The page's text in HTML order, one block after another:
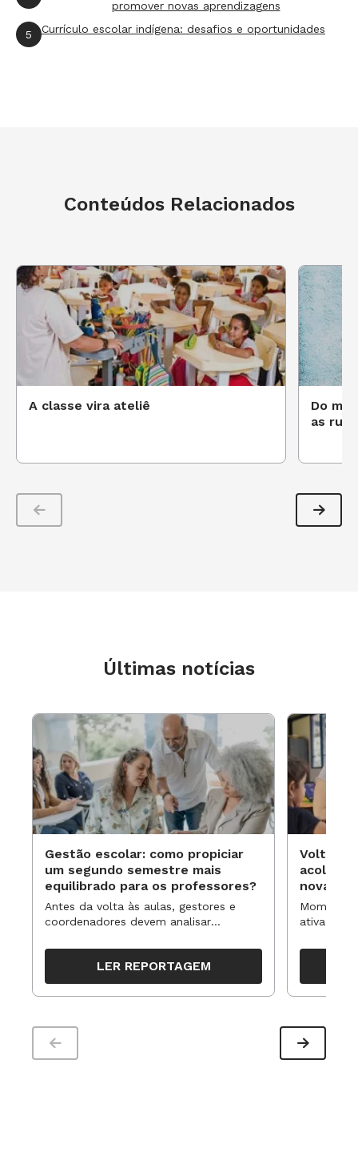
promover novas aprendizagens
5 Currículo escolar indígena: desafios e oportunidades
Conteúdos Relacionados
A classe vira ateliê
Do
as ruas
Últimas notícias
Gestão escolar: como propiciar
um segundo semestre mais
equilibrado para os professores?
Antes da volta às aulas, gestores e
coordenadores devem analisar
organizar ações para orientar o
trabalho pedagógico ao longo do
período
LER REPORTAGEM
Volta às
novas
ativa
propostas